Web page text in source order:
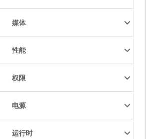
媒体
性能
权限
电源
运行时